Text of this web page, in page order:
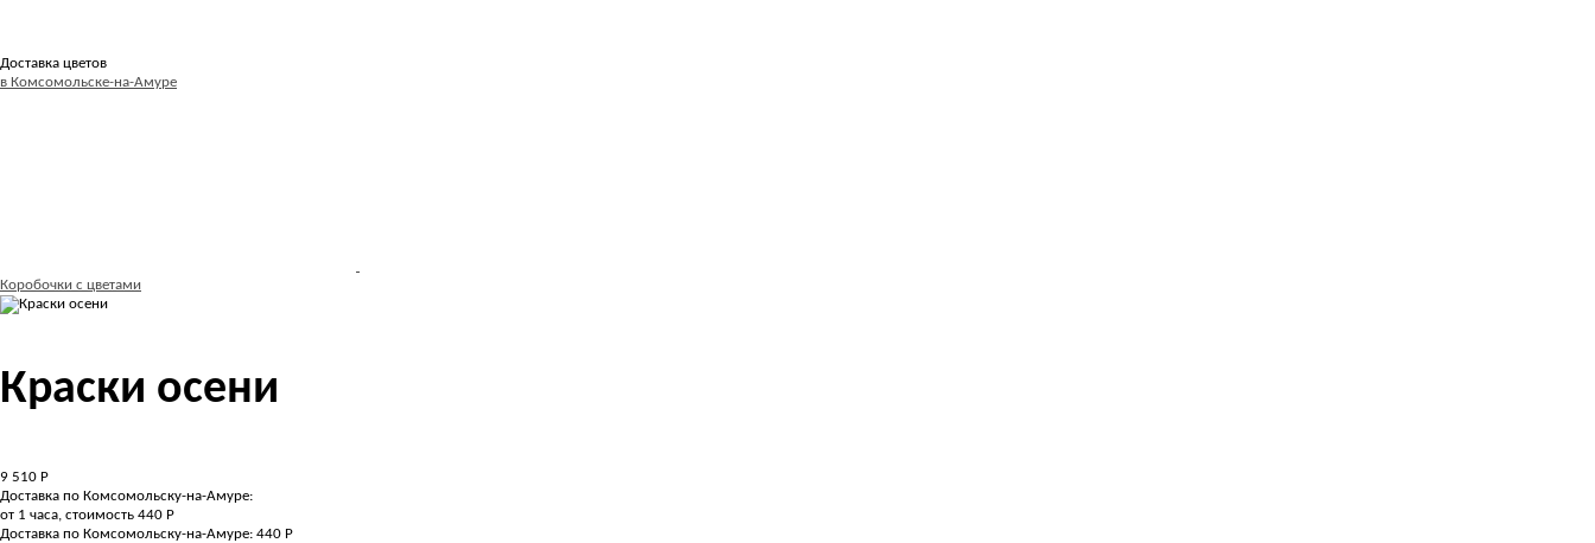
Доставка цветов
в Комсомольске-на-Амуре
Коробочки с цветами
Краски осени
9 510 Р
Доставка по Комсомольску-на-Амуре:
от 1 часа, стоимость 440 Р
Доставка по Комсомольску-на-Амуре: 440 Р